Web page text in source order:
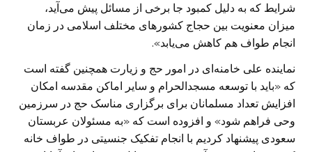
شرایط که به دلیل کمبود جا برخی از مسائل پیش می‌آید،
میزان معنویت بین حجاج کشورهای مختلف اسلامی در زمان
انجام طواف هم کاهش می‌یابد».
نماینده علی خامنه‌ای در امور حج و زیارت همچنین گفته است
که «باید با توسعه مسجدالحرام و سایر اماکن مقدسه امکان
افزایش تعداد مسلمانان برای برگزاری مناسک حج در سرزمین
وحی فراهم شود» و افزوده است که «به مسئولان عربستان
سعودی پیشنهاد کردیم با انجام تفکیک جنسیتی در طواف خانه